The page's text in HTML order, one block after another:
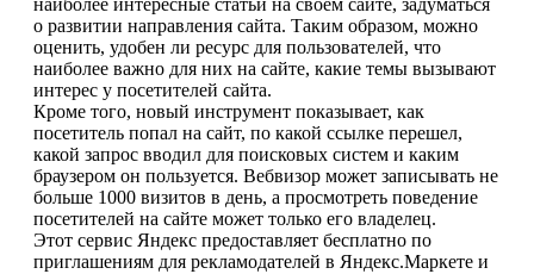
о развитии направления сайта. Таким образом, можно
оценить, удобен ли ресурс для пользователей, что
наиболее важно для них на сайте, какие темы вызывают
интерес у посетителей сайта.
Кроме того, новый инструмент показывает, как
посетитель попал на сайт, по какой ссылке перешел,
какой запрос вводил для поисковых систем и каким
браузером он пользуется. Вебвизор может записывать не
больше 1000 визитов в день, а просмотреть поведение
посетителей на сайте может только его владелец.
Этот сервис Яндекс предоставляет бесплатно по
приглашениям для рекламодателей в Яндекс.Маркете и